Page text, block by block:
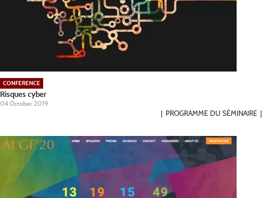
CONFERENCE
Risques cyber
04 October 2019
PROGRAMME DU SÉMINAIRE